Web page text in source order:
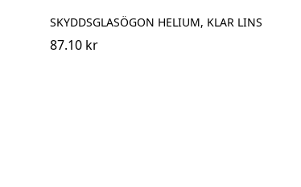
SKYDDSGLASÖGON HELIUM, KLAR LINS
87.10 kr